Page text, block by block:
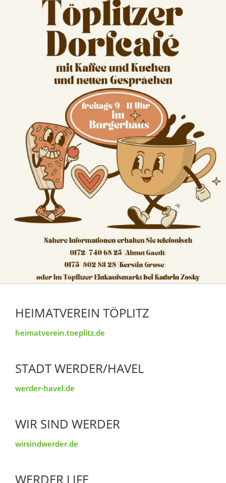
HEIMATVEREIN TÖPLITZ
heimatverein.toeplitz.de
STADT WERDER/HAVEL
werder-havel.de
WIR SIND WERDER
wirsindwerder.de
WERDER LIFE